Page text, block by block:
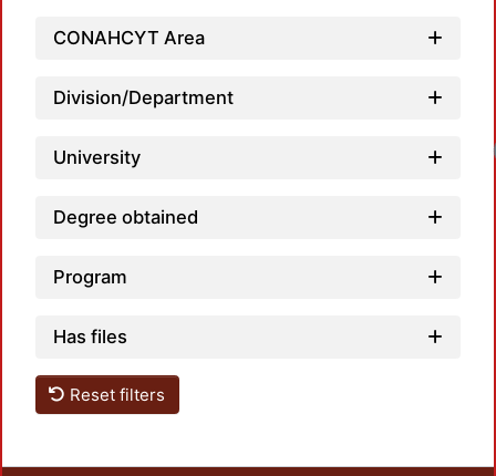
CONAHCYT Area
Division/Department
University
Degree obtained
Program
Has files
Reset filters